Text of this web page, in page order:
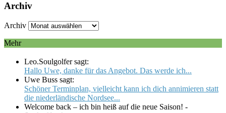
Archiv
Archiv
Mehr
Leo.Soulgolfer sagt:
Hallo Uwe, danke für das Angebot. Das werde ich...
Uwe Buss sagt:
Schöner Terminplan, vielleicht kann ich dich annimieren statt
die niederländische Nordsee...
Welcome back – ich bin heiß auf die neue Saison! -